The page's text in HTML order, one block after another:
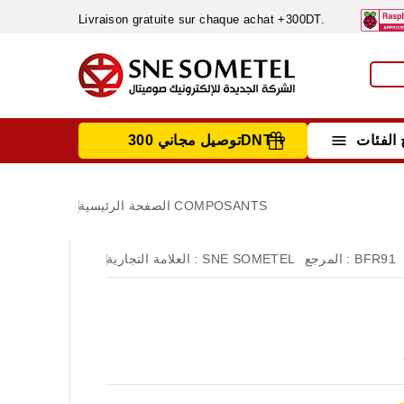
Livraison gratuite sur chaque achat +300DT.
 توصيل مجاني 300DNT +
الصفحة الرئيسية COMPOSANTS
العلامة التجارية : SNE SOMETEL المرجع : BFR91